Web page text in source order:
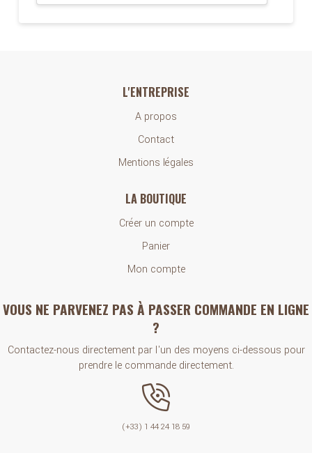
L'ENTREPRISE
A propos
Contact
Mentions légales
LA BOUTIQUE
Créer un compte
Panier
Mon compte
VOUS NE PARVENEZ PAS À PASSER COMMANDE EN LIGNE
?
Contactez-nous directement par l'un des moyens ci-dessous pour
prendre le commande directement.
(+33) 1 44 24 18 59